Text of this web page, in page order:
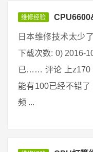
维修经验
日本维修技术太少
下载次数: 0) 2016-
已…… 评论 上z170
能有100已经不错
频 ...